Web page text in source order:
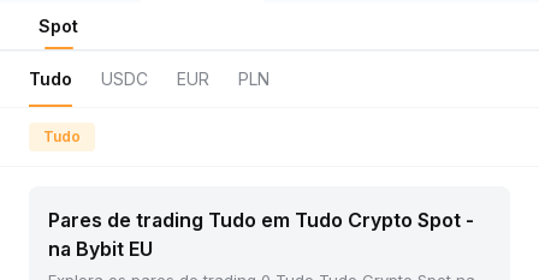
Spot
Tudo USDC EUR PLN
Tudo
Pares de trading Tudo em Tudo Crypto Spot -
na Bybit EU